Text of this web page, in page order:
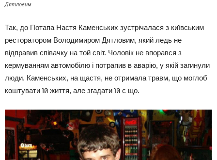
Дятловим
Так, до Потапа Настя Каменських зустрічалася з київським
ресторатором Володимиром Дятловим, який ледь не
відправив співачку на той світ. Чоловік не впорався з
кермуванням автомобілю і потрапив в аварію, у якій загинули
люди. Каменських, на щастя, не отримала травм, що моглоб
коштувати їй життя, але згадати їй є що.